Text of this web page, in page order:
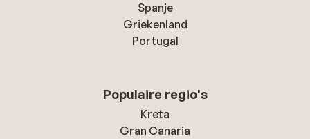
Spanje
Griekenland
Portugal
Populaire regio's
Kreta
Gran Canaria